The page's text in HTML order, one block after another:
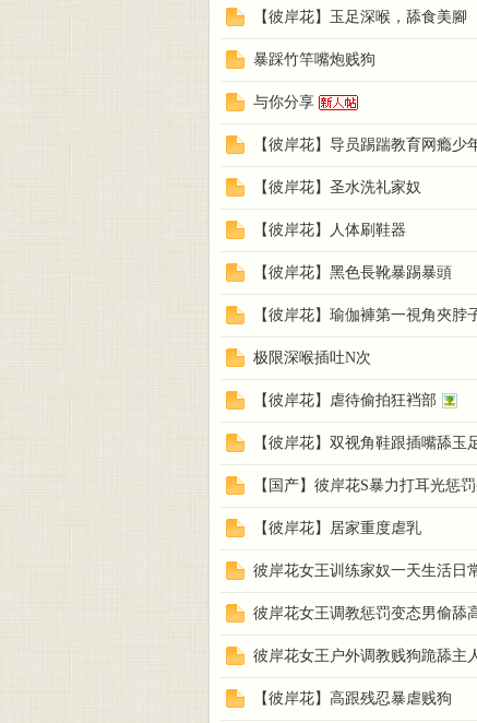
论坛
【彼岸花】玉足深喉，舔食美腳
暴踩竹竿嘴炮贱狗
与你分享
【彼岸花】导员踢踹教育网瘾少
【彼岸花】圣水洗礼家奴
【彼岸花】人体刷鞋器
【彼岸花】黑色長靴暴踢暴頭
【彼岸花】瑜伽褲第一視角夾脖
极限深喉插吐N次
【彼岸花】虐待偷拍狂裆部
【彼岸花】双视角鞋跟插嘴舔玉
【国产】彼岸花S暴力打耳光惩
【彼岸花】居家重度虐乳
彼岸花女王训练家奴一天生活日
彼岸花女王调教惩罚变态男偷舔
彼岸花女王户外调教贱狗跪舔主
【彼岸花】高跟残忍暴虐贱狗